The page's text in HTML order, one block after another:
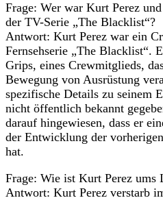
Frage: Wer war Kurt Perez
der TV-Serie „The Blacklist“?
Antwort: Kurt Perez war ein
Fernsehserie „The Blacklist“.
Grips, eines Crewmitglieds,
Bewegung von Ausrüstung
spezifische Details zu seinem
nicht öffentlich bekannt
darauf hingewiesen, dass er
der Entwicklung der
hat.
Frage: Wie ist Kurt Perez ums
Antwort: Kurt Perez verstarb